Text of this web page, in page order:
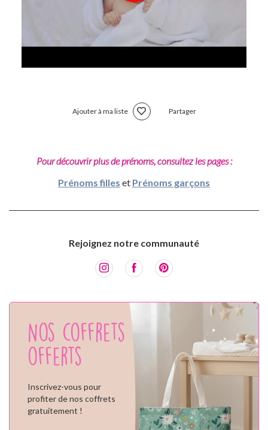
Ajouter à ma liste Partager
Pour découvrir plus de prénoms, consultez les pages :
Prénoms filles et Prénoms garçons
Rejoignez notre communauté
Nos coffrets
offerts
Inscrivez-vous pour
profiter de nos coffrets
gratuitement !